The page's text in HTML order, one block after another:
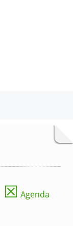
☒ Agenda